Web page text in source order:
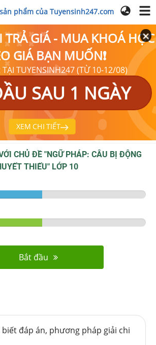
phẩm của Tuyensinh247.com
TRẢ GIÁ - MUA KHOÁ HỌC
GIÁ BẠN MUỐN❗
TẠI TUYENSINH247 (TỪ 10-12/08)
SAU 1 NGÀY
XEM CHI TIẾT
CHỦ ĐỀ "NGỮ PHÁP: CÂU BỊ ĐỘNG
THIẾU" LỚP 10
Bắt đầu
biết đáp án, phương pháp giải chi